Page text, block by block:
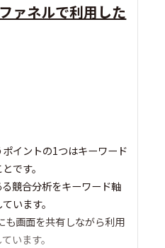
ァネルで利用した
イントの1つはキーワード
です。
競合分析をキーワード軸
います。
も画面を共有しながら利用
います。